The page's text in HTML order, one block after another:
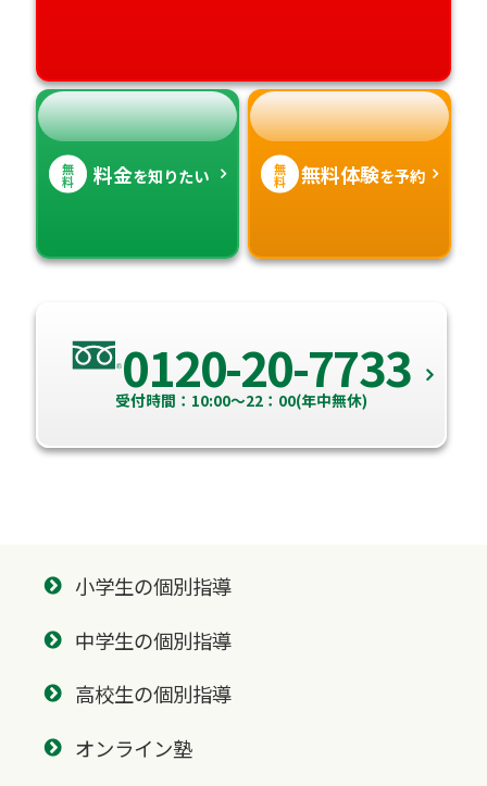
無
料 料金を知りたい 無
料 無料体験を予約
0120-20-7733
受付時間：10:00～22：00(年中無休)
小学生の個別指導
中学生の個別指導
高校生の個別指導
オンライン塾